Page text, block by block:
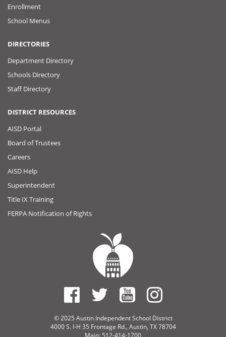
Enrollment
School Menus
DIRECTORIES
Department Directory
Schools Directory
Staff Directory
DISTRICT RESOURCES
AISD Portal
Board of Trustees
Careers
AISD Help
Superintendent
Title IX Training
FERPA Notification of Rights
© 2025 Austin Independent School District
4000 S. I-H 35 Frontage Rd., Austin, TX 78704
Main: 512-414-1700